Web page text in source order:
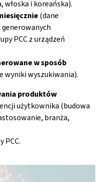
i koreańska).
(dane
PCC z urządzeń
w sposób
wyniki wyszukiwania).
produktów
użytkownika (budowa
branża,
PCC.